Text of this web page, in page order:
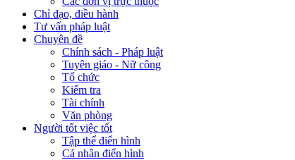
Chỉ đạo, điều hành
Tư vấn pháp luật
Chuyên đề
Chính sách - Pháp luật
Tuyên giáo - Nữ công
Tổ chức
Kiểm tra
Tài chính
Văn phòng
Người tốt việc tốt
Tập thể điển hình
Cá nhân điển hình